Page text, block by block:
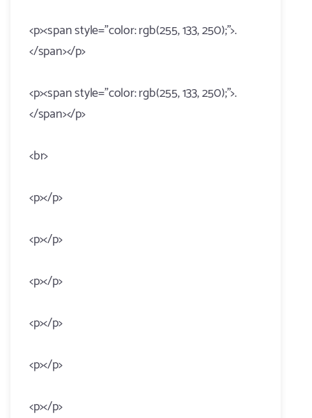
<p><span style="color: rgb(255, 133, 250);">.
</span></p>
<p><span style="color: rgb(255, 133, 250);">.
</span></p>
<br>
<p></p>
<p></p>
<p></p>
<p></p>
<p></p>
<p></p>